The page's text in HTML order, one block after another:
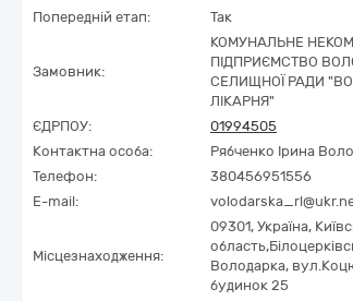
Попередній етап:
Так
Замовник:
КОМУНАЛЬНЕ
ПІДПРИЄМСТВО
СЕЛИЩНОЇ РАДИ
ЛІКАРНЯ"
ЄДРПОУ:
01994505
Контактна особа:
Рябченко Ірина
Телефон:
380456951556
E-mail:
Місцезнаходження:
09301, Україна,
область,
Володарка,
будинок 25